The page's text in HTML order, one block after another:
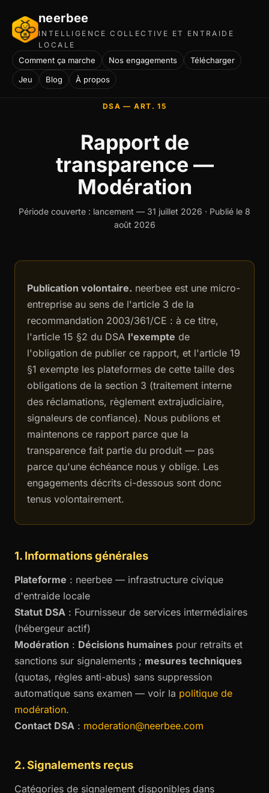
neerbee
INTELLIGENCE COLLECTIVE ET ENTRAIDE
LOCALE
Comment ça marche Nos engagements
Télécharger
Jeu
Blog À propos
DSA — ART. 15
Rapport de
transparence —
Modération
Période couverte : lancement — 31 juillet 2026 · Publié le 8
août 2026
Publication volontaire. neerbee est une micro-
entreprise au sens de l'article 3 de la
recommandation 2003/361/CE : à ce titre,
l'article 15 §2 du DSA l'exempte de
l'obligation de publier ce rapport, et l'article 19
§1 exempte les plateformes de cette taille des
obligations de la section 3 (traitement interne
des réclamations, règlement extrajudiciaire,
signaleurs de confiance). Nous publions et
maintenons ce rapport parce que la
transparence fait partie du produit — pas
parce qu'une échéance nous y oblige. Les
engagements décrits ci-dessous sont donc
tenus volontairement.
1. Informations générales
Plateforme : neerbee — infrastructure civique
d'entraide locale
Statut DSA : Fournisseur de services intermédiaires
(hébergeur actif)
Modération : Décisions humaines pour retraits et
sanctions sur signalements ; mesures techniques
(quotas, règles anti-abus) sans suppression
automatique sans examen — voir la politique de
modération.
Contact DSA : moderation@neerbee.com
2. Signalements reçus
Catégories de signalement disponibles dans